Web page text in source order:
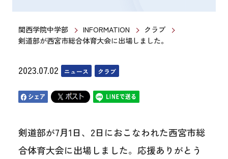
関西学院中学部 INFORMATION
クラブ
剣道部が西宮市総合体育大会に出場しました。
2023.07.02 ニュース クラブ
剣道部が7月1日、2日におこなわれた西宮市総
合体育大会に出場しました。応援ありがとう